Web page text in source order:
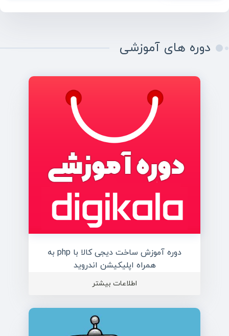
دوره های آموزشی
دوره آموزش ساخت دیجی کالا با php به
همراه اپلیکیشن اندروید
اطلاعات بیشتر